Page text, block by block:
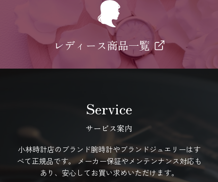
レディース商品一覧
Service
サービス案内
小林時計店のブランド腕時計やブランドジュエリーはす
べて正規品です。
メーカー保証やメンテンナンス対応も
あり、安心してお買い求めいただけます。